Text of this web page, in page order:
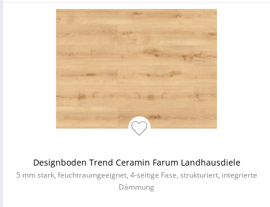
Designboden Trend Ceramin Farum Landhausdiele
5 mm stark, feuchtraumgeeignet, 4-seitige Fase, strukturiert, integrierte
Dämmung